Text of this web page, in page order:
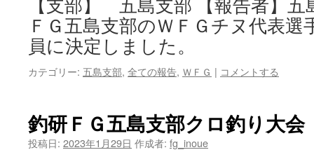
【支部】 五島支部 【報告者】五
ＦＧ五島支部のＷＦＧチヌ代表
員に決定しました。
カテゴリー: 五島支部, 全ての報告, ＷＦＧ | コメントする
釣研ＦＧ五島支部クロ釣り大会
投稿日: 2023年1月29日 作成者: fg_inoue